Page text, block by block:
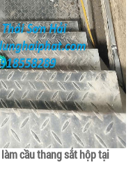
làm cầu thang sắt hộp tại